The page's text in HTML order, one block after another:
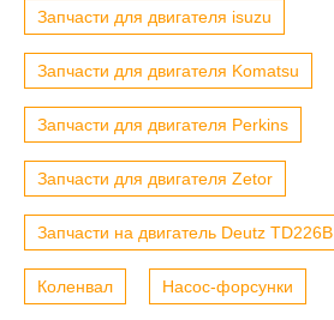
Запчасти для двигателя isuzu
Запчасти для двигателя Komatsu
Запчасти для двигателя Perkins
Запчасти для двигателя Zetor
Запчасти на двигатель Deutz TD226B
Коленвал Насос-форсунки